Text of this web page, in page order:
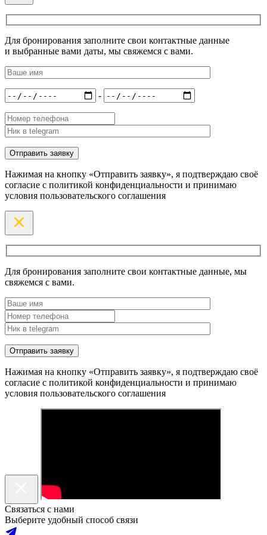
Для бронирования заполните свои контактные данные
и выбранные вами даты, мы свяжемся с вами.
-
Нажимая на кнопку «Отправить заявку», я подтверждаю своё
согласие с политикой конфиденциальности и принимаю
условия пользовательского соглашения
Для бронирования заполните свои контактные данные, мы
свяжемся с вами.
Нажимая на кнопку «Отправить заявку», я подтверждаю своё
согласие с политикой конфиденциальности и принимаю
условия пользовательского соглашения
Связаться с нами
Выберите удобный способ связи